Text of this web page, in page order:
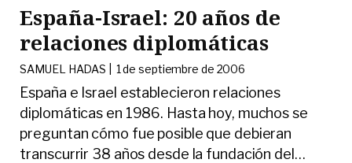
España-Israel: 20 años de
relaciones diplomáticas
SAMUEL HADAS | 1 de septiembre de 2006
España e Israel establecieron relaciones
diplomáticas en 1986. Hasta hoy, muchos se
preguntan cómo fue posible que debieran
transcurrir 38 años desde la fundación del…